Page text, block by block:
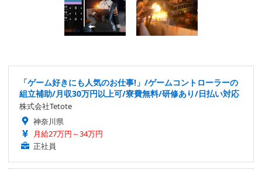
「ゲーム好きにも人気のお仕事!」/ゲームコントローラーの
組立補助/月収30万円以上可/寮費無料/研修あり/日払い対応
株式会社Tetote
神奈川県
月給27万円～34万円
正社員